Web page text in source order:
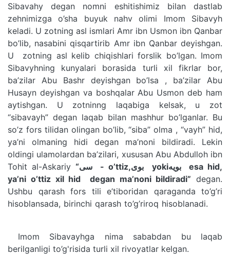
Sibavahy degan nomni eshitishimiz bilan dastlab
zehnimizga o’sha buyuk nahv olimi Imom Sibavyh
keladi. U zotning asl ismlari Amr ibn Usmon ibn Qanbar
bo’lib, nasabini qisqartirib Amr ibn Qanbar deyishgan.
U zotning asl kelib chiqishlari forslik bo’lgan. Imom
Sibavyhning kunyalari borasida turli xil fikrlar bor,
ba’zilar Abu Bashr deyishgan bo’lsa , ba’zilar Abu
Husayn deyishgan va boshqalar Abu Usmon deb ham
aytishgan. U zotninng laqabiga kelsak, u zot
“sibavayh” degan laqab bilan mashhur bo’lganlar. Bu
so’z fors tilidan olingan bo’lib, “siba” olma , “vayh” hid,
ya’ni olmaning hidi degan ma’noni bildiradi. Lekin
oldingi ulamolardan ba’zilari, xususan Abu Abdulloh ibn
Tohit al-Askariy “سى - o’ttiz,بوى yokiبويه esa hid,
ya’ni o’ttiz xil hid degan ma’noni bildiradi” degan.
Ushbu qarash fors tili e’tiboridan qaraganda to’g’ri
hisoblansada, birinchi qarash to’g’riroq hisoblanadi.
Imom Sibavayhga nima sababdan bu laqab
berilganligi to’g'risida turli xil rivoyatlar kelgan.